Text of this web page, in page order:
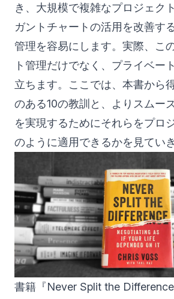
き、大規模で複雑なプロジェク
ガントチャートの活用を改善す
管理を容易にします。実際、こ
ト管理だけでなく、プライベー
立ちます。ここでは、本書から
のある10の教訓と、よりスムー
を実現するためにそれらをプロ
のように適用できるかを見ていき
書籍『Never Split the